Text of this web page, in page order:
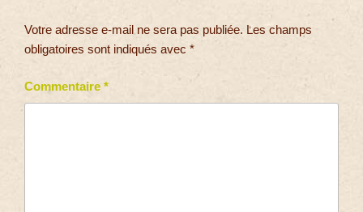
Votre adresse e-mail ne sera pas publiée. Les champs
obligatoires sont indiqués avec *
Commentaire *